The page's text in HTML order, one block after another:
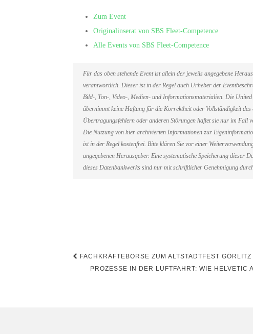
Zum Event
Originalinserat von SBS Fleet-Competence
Alle Events von SBS Fleet-Competence
Für das oben stehende Event ist allein der jeweils angegebene
verantwortlich. Dieser ist in der Regel auch Urheber der
Bild-, Ton-, Video-, Medien- und Informationsmaterialien. Die
übernimmt keine Haftung für die Korrektheit oder Vollständigkeit des
Übertragungsfehlern oder anderen Störungen haftet sie nur im Fall
Die Nutzung von hier archivierten Informationen zur
ist in der Regel kostenfrei. Bitte klären Sie vor einer
angegebenen Herausgeber. Eine systematische Speicherung dieser
dieses Datenbankwerks sind nur mit schriftlicher Genehmigung
Beitragsnavigation
FACHKRÄFTEBÖRSE ZUM ALTSTADTFEST
PROZESSE IN DER LUFTFAHRT: WIE